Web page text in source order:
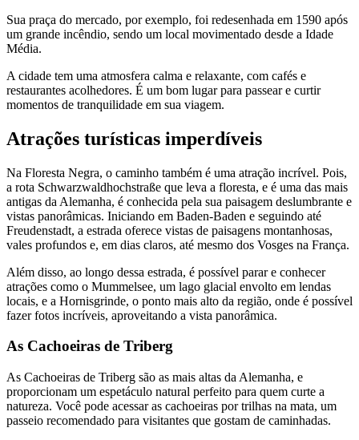
Sua praça do mercado, por exemplo, foi redesenhada em 1590 após
um grande incêndio, sendo um local movimentado desde a Idade
Média.
A cidade tem uma atmosfera calma e relaxante, com cafés e
restaurantes acolhedores. É um bom lugar para passear e curtir
momentos de tranquilidade em sua viagem.
Atrações turísticas imperdíveis
Na Floresta Negra, o caminho também é uma atração incrível. Pois,
a rota Schwarzwaldhochstraße que leva a floresta, e é uma das mais
antigas da Alemanha, é conhecida pela sua paisagem deslumbrante e
vistas panorâmicas. Iniciando em Baden-Baden e seguindo até
Freudenstadt, a estrada oferece vistas de paisagens montanhosas,
vales profundos e, em dias claros, até mesmo dos Vosges na França.
Além disso, ao longo dessa estrada, é possível parar e conhecer
atrações como o Mummelsee, um lago glacial envolto em lendas
locais, e a Hornisgrinde, o ponto mais alto da região, onde é possível
fazer fotos incríveis, aproveitando a vista panorâmica.
As Cachoeiras de Triberg
As Cachoeiras de Triberg são as mais altas da Alemanha, e
proporcionam um espetáculo natural perfeito para quem curte a
natureza. Você pode acessar as cachoeiras por trilhas na mata, um
passeio recomendado para visitantes que gostam de caminhadas.